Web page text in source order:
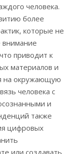
человека.
более
которые не
внимание
приводит к
материалов и
на окружающую
человека с
и
также
цифровых